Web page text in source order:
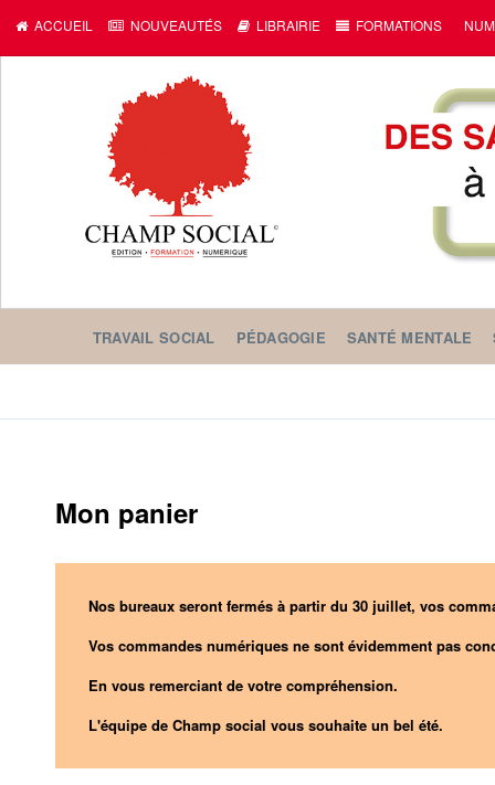
ACCUEIL NOUVEAUTÉS LIBRAIRIE FORMATIONS
TRAVAIL SOCIAL PÉDAGOGIE SANTÉ MENTALE
Mon panier
Nos bureaux seront fermés à partir du 30 juillet, vos
Vos commandes numériques ne sont évidemment pas
En vous remerciant de votre compréhension.
L'équipe de Champ social vous souhaite un bel été.